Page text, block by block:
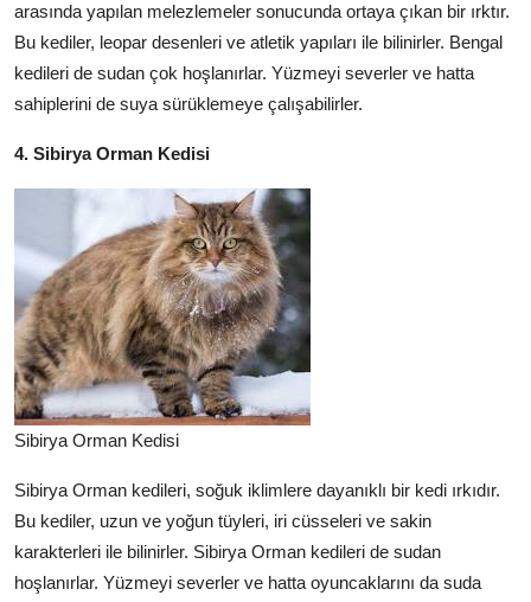
arasında yapılan melezlemeler sonucunda ortaya çıkan bir ırktır.
Bu kediler, leopar desenleri ve atletik yapıları ile bilinirler. Bengal
kedileri de sudan çok hoşlanırlar. Yüzmeyi severler ve hatta
sahiplerini de suya sürüklemeye çalışabilirler.
4. Sibirya Orman Kedisi
Sibirya Orman Kedisi
Sibirya Orman kedileri, soğuk iklimlere dayanıklı bir kedi ırkıdır.
Bu kediler, uzun ve yoğun tüyleri, iri cüsseleri ve sakin
karakterleri ile bilinirler. Sibirya Orman kedileri de sudan
hoşlanırlar. Yüzmeyi severler ve hatta oyuncaklarını da suda